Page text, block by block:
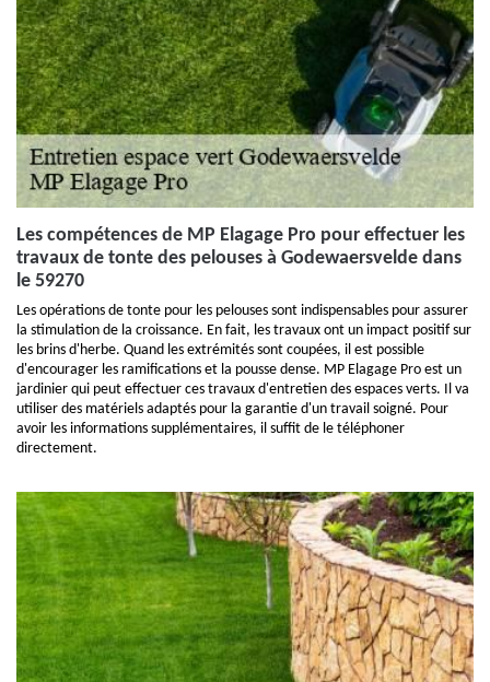
Les compétences de MP Elagage Pro pour effectuer les
travaux de tonte des pelouses à Godewaersvelde dans
le 59270
Les opérations de tonte pour les pelouses sont indispensables pour assurer
la stimulation de la croissance. En fait, les travaux ont un impact positif sur
les brins d'herbe. Quand les extrémités sont coupées, il est possible
d'encourager les ramifications et la pousse dense. MP Elagage Pro est un
jardinier qui peut effectuer ces travaux d'entretien des espaces verts. Il va
utiliser des matériels adaptés pour la garantie d'un travail soigné. Pour
avoir les informations supplémentaires, il suffit de le téléphoner
directement.